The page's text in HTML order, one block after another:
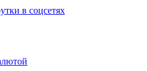
в соцсетях